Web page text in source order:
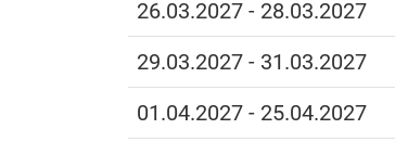
26.03.2027 - 28.03.2027
29.03.2027 - 31.03.2027
01.04.2027 - 25.04.2027